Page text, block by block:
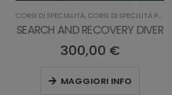
, CORSI DI SPECILITÀ PRO ,CORSI
AND RECOVERY DIVER
€
MAGGIORI INFO
CORSI DI